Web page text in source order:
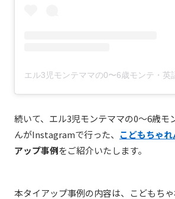
続いて、エル3児モンテママの0〜6歳モ
んがInstagramで行った、 こどもちゃ
アップ事例をご紹介いたします。
本タイアップ事例の内容は、こどもち